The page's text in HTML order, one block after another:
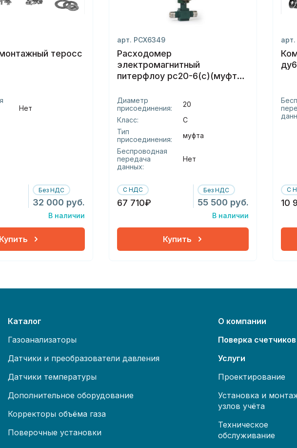
теросс
Нет
Без НДС
32 000 руб.
В наличии
Купить
арт. РСХ6349
Расходомер
электромагнитный
питерфлоу рс20-6(с)(муфта)
Диаметр
присоединения:
20
Класс:
С
Тип
присоединения:
муфта
Беспроводная
передача
данных:
Нет
С НДС
67 710₽
Без НДС
55 500 руб.
В наличии
Купить
С
10
Каталог
Газоанализаторы
Датчики и преобразователи давления
Датчики температуры
Дополнительное оборудование
Корректоры объёма газа
Поверочные установки
О компании
Поверка счетчиков
Услуги
Проектирование
Установка и
узлов учёта
Техническое
обслуживание